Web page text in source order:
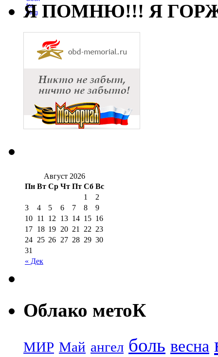
Я ПОМНЮ!!! Я
Август 2026
Пн Вт Ср Чт Пт Сб Вс
« Дек
1
2
3
4 5 6 7 8
9
10 11 12 13 14 15 16
17 18 19 20 21 22 23
24 25 26 27 28 29 30
31
Облако метоК
МИР Май ангел боль весна